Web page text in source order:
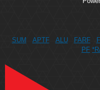
SUM APTF ALU FARF
PF